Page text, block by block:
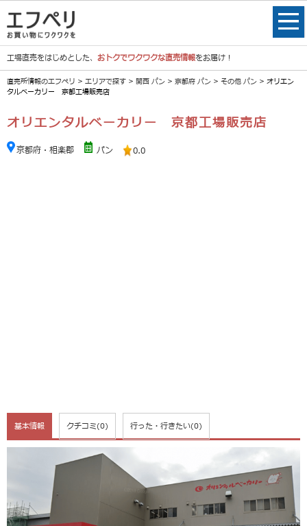
工場直売をはじめとした、 おトクでワクワクな直売情報をお届け！
直売所情報のエフペリ > エリアで探す > 関西 パン > 京都府 パン > その他 パン > オリエン
タルベーカリー 京都工場販売店
オリエンタルベーカリー 京都工場販売店
京都府・相楽郡 パン 0.0
基本情報 クチコミ(0) 行った・行きたい(0)